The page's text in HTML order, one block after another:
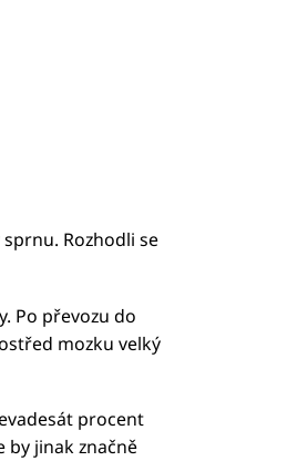
Rozhodli se
Po převozu do
mozku velký
procent
by jinak značně